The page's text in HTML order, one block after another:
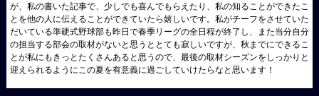
が、私の書いた記事で、少しでも喜んでもらえたり、私の知ることができたこ
とを他の人に伝えることができていたら嬉しいです。私がチーフをさせていた
だいている準硬式野球部も昨日で春季リーグの全日程が終了し、また当分自分
の担当する部会の取材がないと思うととても寂しいですが、秋までにできるこ
とが私にもきっとたくさんあると思うので、最後の取材シーズンをしっかりと
迎えられるようにこの夏を有意義に過ごしていけたらなと思います！